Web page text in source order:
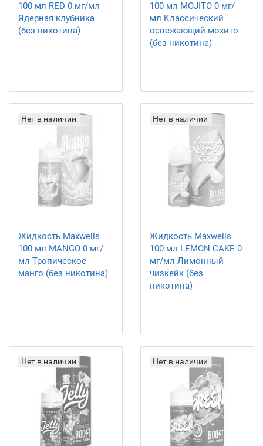
100 мл RED 0 мг/мл
Ядерная клубника
(без никотина)
100 мл MOJITO 0 мг/
мл Классический
освежающий мохито
(без никотина)
Нет в наличии
Жидкость Maxwells
100 мл MANGO 0 мг/
мл Тропическое
манго (без никотина)
Нет в наличии
Жидкость Maxwells
100 мл LEMON CAKE 0
мг/мл Лимонный
чизкейк (без
никотина)
Нет в наличии Нет в наличии